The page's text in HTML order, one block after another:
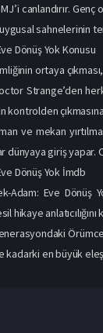
MJ’i canlandırır.
sahnelerinin
Dönüş Yok Konusu
ortaya
Strange’den
kontrolden
ve mekan
dünyaya giriş
Dönüş Yok İmdb
Adam: Eve Dönüş
hikaye
jenerasyondaki
kadarki en büyük